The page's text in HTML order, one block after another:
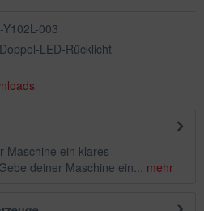
Y102L-003
LED-Rücklicht
Maschine ein klares
deiner Maschine ein... mehr